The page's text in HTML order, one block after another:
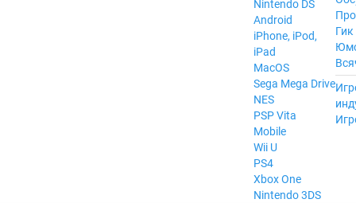
Nintendo DS
Android
iPhone, iPod,
iPad
MacOS
Sega Mega Drive
NES
PSP Vita
Mobile
Wii U
PS4
Xbox One
Nintendo 3DS
Гик